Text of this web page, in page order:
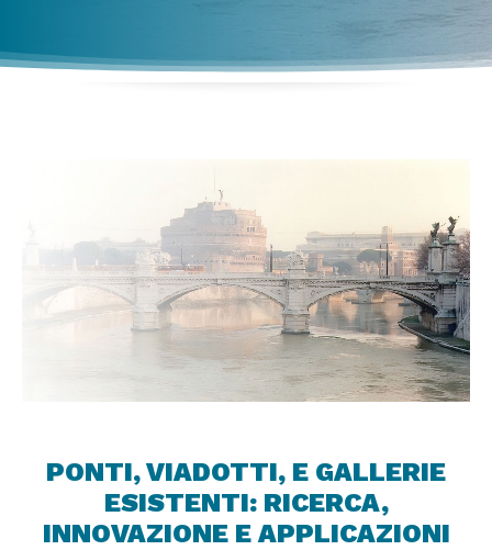
PONTI, VIADOTTI, E GALLERIE
ESISTENTI: RICERCA,
INNOVAZIONE E APPLICAZIONI